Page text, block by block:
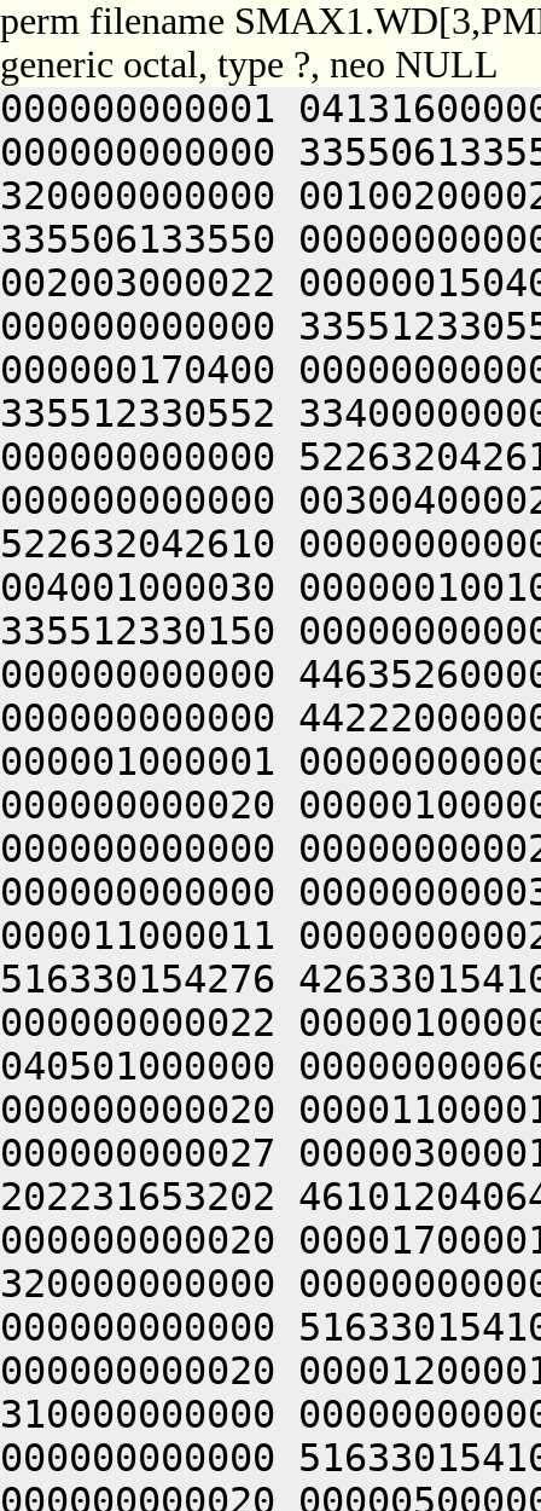
perm filename
generic octal, type ?, neo NULL
000000000001
000000000000
320000000000
335506133550
002003000022
000000000000
000000170400
335512330552
000000000000
000000000000
522632042610
004001000030
335512330150
000000000000
000000000000
000001000001
000000000020
000000000000
000000000000
000011000011
516330154276
000000000022
040501000000
000000000020
000000000027
202231653202
000000000020
320000000000
000000000000
000000000020
310000000000
000000000000
000000000020